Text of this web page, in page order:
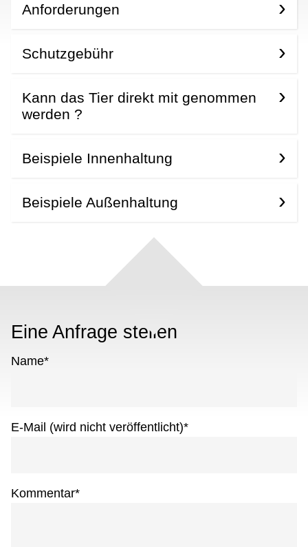
Anforderungen
Schutzgebühr
Kann das Tier direkt mit genommen
werden ?
Beispiele Innenhaltung
Beispiele Außenhaltung
Eine Anfrage stellen
Name*
E-Mail (wird nicht veröffentlicht)*
Kommentar*